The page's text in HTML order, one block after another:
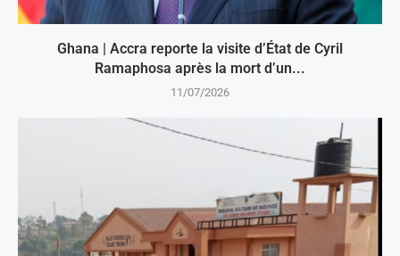
Ghana | Accra reporte la visite d’État de Cyril
Ramaphosa après la mort d’un...
11/07/2026